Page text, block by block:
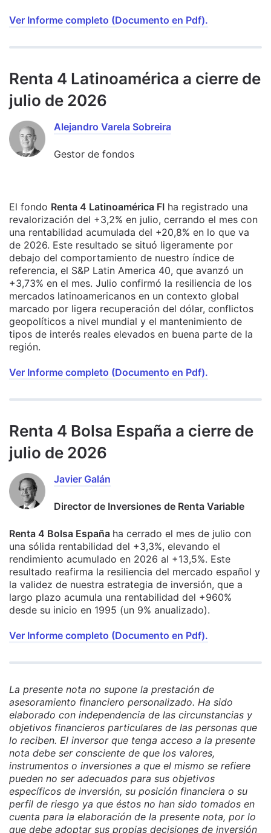
Ver Informe completo (Documento en Pdf).
Renta 4 Latinoamérica a cierre de
julio de 2026
Alejandro Varela Sobreira
Gestor de fondos
El fondo Renta 4 Latinoamérica FI ha registrado una
revalorización del +3,2% en julio, cerrando el mes con
una rentabilidad acumulada del +20,8% en lo que va
de 2026. Este resultado se situó ligeramente por
debajo del comportamiento de nuestro índice de
referencia, el S&P Latin America 40, que avanzó un
+3,73% en el mes. Julio confirmó la resiliencia de los
mercados latinoamericanos en un contexto global
marcado por ligera recuperación del dólar, conflictos
geopolíticos a nivel mundial y el mantenimiento de
tipos de interés reales elevados en buena parte de la
región.
Ver Informe completo (Documento en Pdf).
Renta 4 Bolsa España a cierre de
julio de 2026
Javier Galán
Director de Inversiones de Renta Variable
Renta 4 Bolsa España ha cerrado el mes de julio con
una sólida rentabilidad del +3,3%, elevando el
rendimiento acumulado en 2026 al +13,5%. Este
resultado reafirma la resiliencia del mercado español y
la validez de nuestra estrategia de inversión, que a
largo plazo acumula una rentabilidad del +960%
desde su inicio en 1995 (un 9% anualizado).
Ver Informe completo (Documento en Pdf).
La presente nota no supone la prestación de
asesoramiento financiero personalizado. Ha sido
elaborado con independencia de las circunstancias y
objetivos financieros particulares de las personas que
lo reciben. El inversor que tenga acceso a la presente
nota debe ser consciente de que los valores,
instrumentos o inversiones a que el mismo se refiere
pueden no ser adecuados para sus objetivos
específicos de inversión, su posición financiera o su
perfil de riesgo ya que éstos no han sido tomados en
cuenta para la elaboración de la presente nota, por lo
que debe adoptar sus propias decisiones de inversión